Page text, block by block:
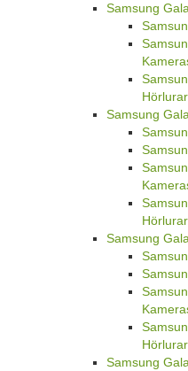
Samsung
Hörlurar
Samsung
Hörlurar
Samsung
Hörlurar
Samsung